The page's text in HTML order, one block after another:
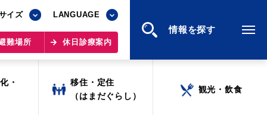
イズ LANGUAGE
難場所 休日診療案内
情報を探す
イズ LANGUAGE
難場所 休日診療案内
情報を探す
・
移住・定住
（はまだぐらし）
観光・飲食
・
移住・定住
（はまだぐらし）
観光・飲食